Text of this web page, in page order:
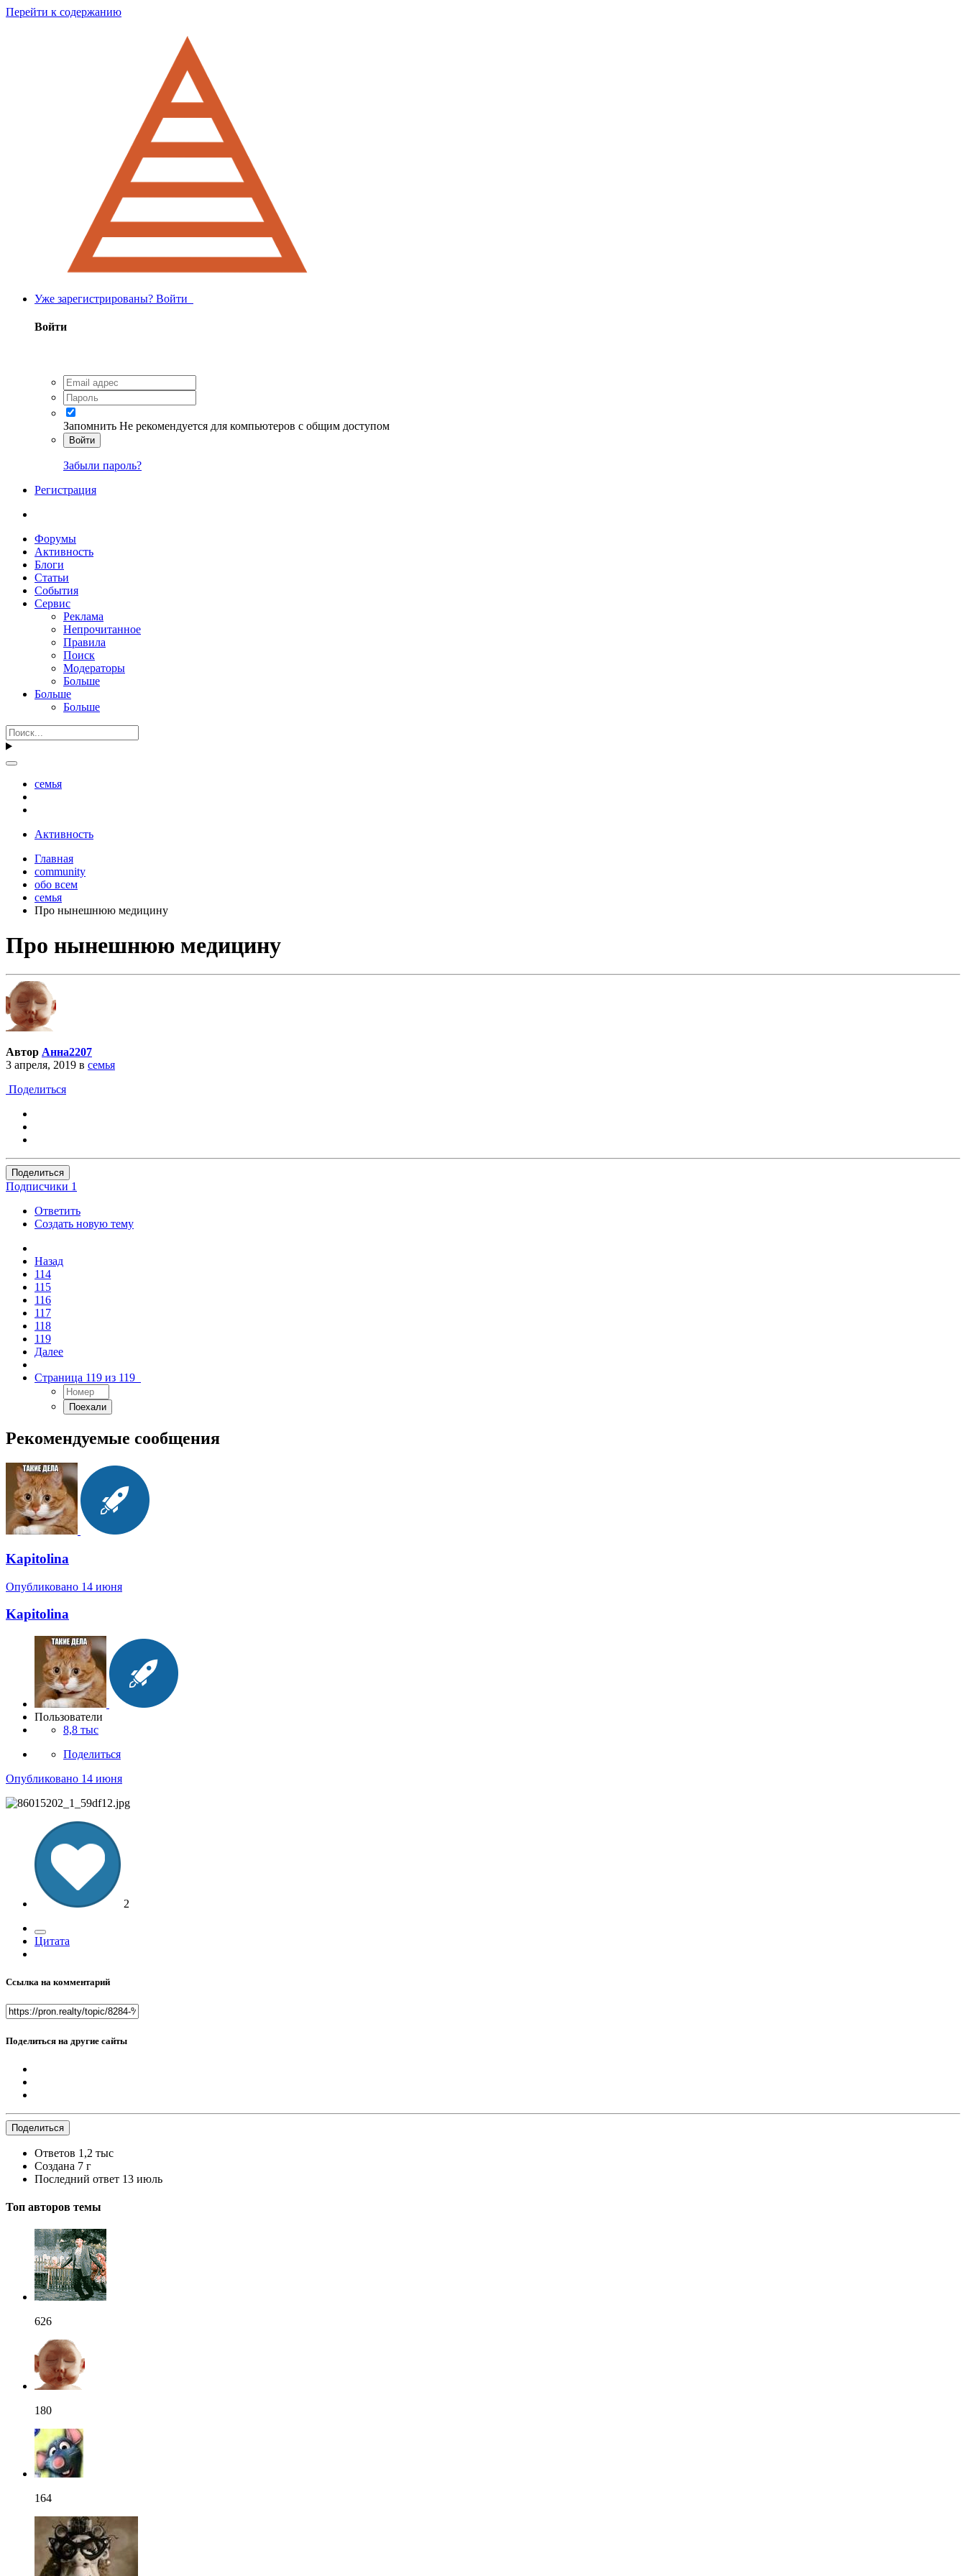
Перейти к содержанию
Уже зарегистрированы? Войти
Войти
Запомнить Не рекомендуется для компьютеров с общим доступом
Войти
Забыли пароль?
Регистрация
Форумы
Активность
Блоги
Статьи
События
Сервис
Реклама
Непрочитанное
Правила
Поиск
Модераторы
Больше
Больше
Больше
семья
Активность
Главная
community
обо всем
семья
Про нынешнюю медицину
Про нынешнюю медицину
Автор Анна2207
3 апреля, 2019 в семья
Поделиться
Поделиться
Подписчики 1
Ответить
Создать новую тему
Назад
114
115
116
117
118
119
Далее
Страница 119 из 119
Рекомендуемые сообщения
Kapitolina
Опубликовано 14 июня
Kapitolina
Пользователи
8,8 тыс
Поделиться
Опубликовано 14 июня
2
Цитата
Ссылка на комментарий
Поделиться на другие сайты
Поделиться
Ответов 1,2 тыс
Создана 7 г
Последний ответ 13 июль
Топ авторов темы
626
180
164